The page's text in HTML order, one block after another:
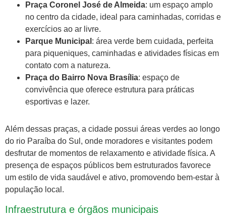
Praça Coronel José de Almeida: um espaço amplo
no centro da cidade, ideal para caminhadas, corridas e
exercícios ao ar livre.
Parque Municipal : área verde bem cuidada, perfeita
para piqueniques, caminhadas e atividades físicas em
contato com a natureza.
Praça do Bairro Nova Brasília: espaço de
convivência que oferece estrutura para práticas
esportivas e lazer.
Além dessas praças, a cidade possui áreas verdes ao longo
do rio Paraíba do Sul, onde moradores e visitantes podem
desfrutar de momentos de relaxamento e atividade física. A
presença de espaços públicos bem estruturados favorece
um estilo de vida saudável e ativo, promovendo bem-estar à
população local.
Infraestrutura e órgãos municipais